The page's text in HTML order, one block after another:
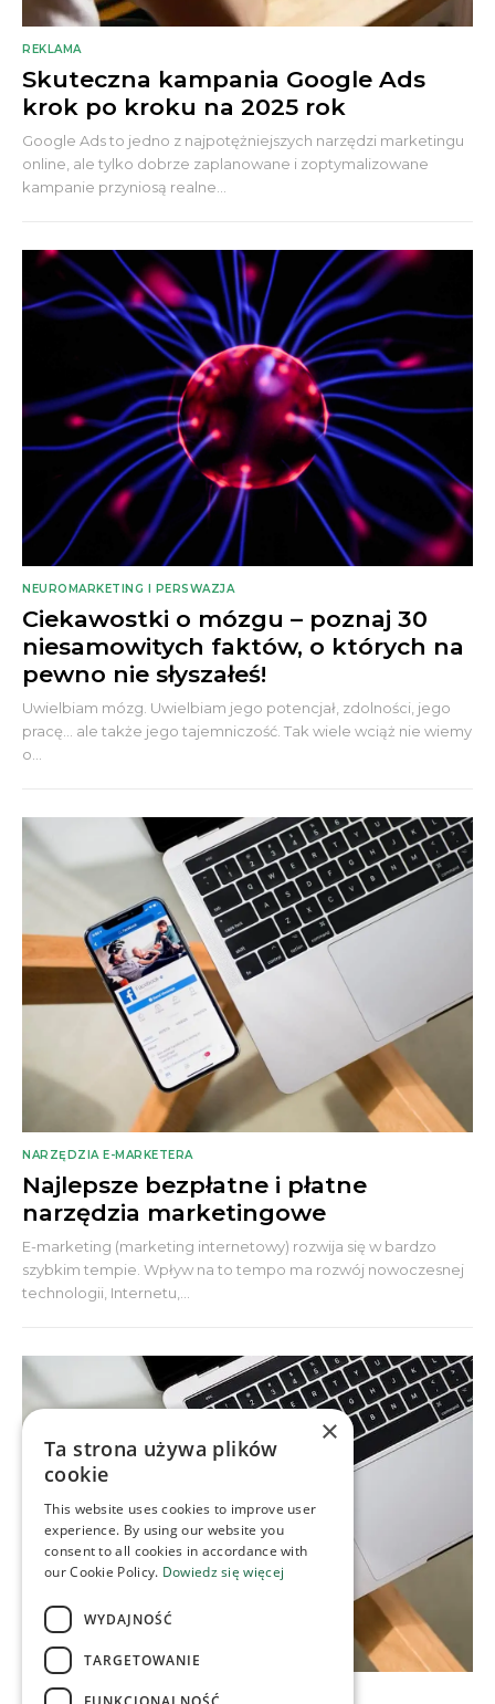
REKLAMA
Skuteczna kampania Google Ads
krok po kroku na 2025 rok
Google Ads to jedno z najpotężniejszych narzędzi marketingu
online, ale tylko dobrze zaplanowane i zoptymalizowane
kampanie przyniosą realne...
NEUROMARKETING I PERSWAZJA
Ciekawostki o mózgu – poznaj 30
niesamowitych faktów, o których na
pewno nie słyszałeś!
Uwielbiam mózg. Uwielbiam jego potencjał, zdolności, jego
pracę... ale także jego tajemniczość. Tak wiele wciąż nie wiemy
o...
NARZĘDZIA E-MARKETERA
Najlepsze bezpłatne i płatne
narzędzia marketingowe
E-marketing (marketing internetowy) rozwija się w bardzo
szybkim tempie. Wpływ na to tempo ma rozwój nowoczesnej
technologii, Internetu,...
CONTENT & SOCIAL MEDIA
×
Ta strona używa plików
cookie
This website uses cookies to improve user
experience. By using our website you
consent to all cookies in accordance with
our Cookie Policy. Dowiedz się więcej
WYDAJNOŚĆ
TARGETOWANIE